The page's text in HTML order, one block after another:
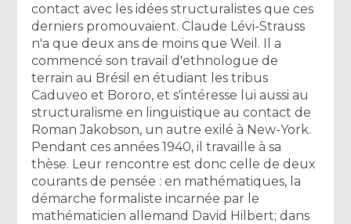
contact avec les idées structuralistes que ces
derniers promouvaient. Claude Lévi-Strauss
n'a que deux ans de moins que Weil. Il a
commencé son travail d'ethnologue de
terrain au Brésil en étudiant les tribus
Caduveo et Bororo, et s'intéresse lui aussi au
structuralisme en linguistique au contact de
Roman Jakobson, un autre exilé à New-York.
Pendant ces années 1940, il travaille à sa
thèse. Leur rencontre est donc celle de deux
courants de pensée : en mathématiques, la
démarche formaliste incarnée par le
mathématicien allemand David Hilbert; dans